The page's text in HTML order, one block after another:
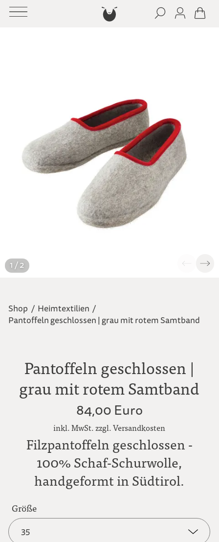
1 / 2
Shop / Heimtextilien /
Pantoffeln geschlossen | grau mit rotem Samtband
Pantoffeln geschlossen |
grau mit rotem Samtband
84,00 Euro
inkl. MwSt. zzgl. Versandkosten
Filzpantoffeln geschlossen -
100% Schaf-Schurwolle,
handgeformt in Südtirol.
Größe
35